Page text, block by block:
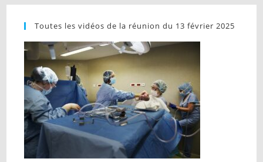
Toutes les vidéos de la réunion du 13 février 2025